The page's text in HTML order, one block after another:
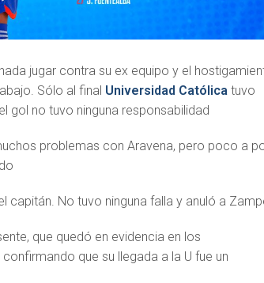
jugar contra su ex equipo y el
Sólo al final Universidad Católica tuvo
gol no tuvo ninguna responsabilidad
problemas con Aravena, pero poco a
capitán. No tuvo ninguna falla y anuló a
que quedó en evidencia en los
que su llegada a la U fue un